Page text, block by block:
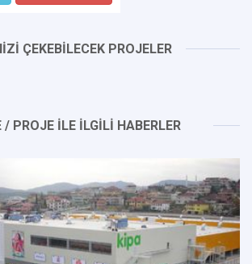
ÇEKEBİLECEK PROJELER
/ PROJE İLE İLGİLİ HABERLER